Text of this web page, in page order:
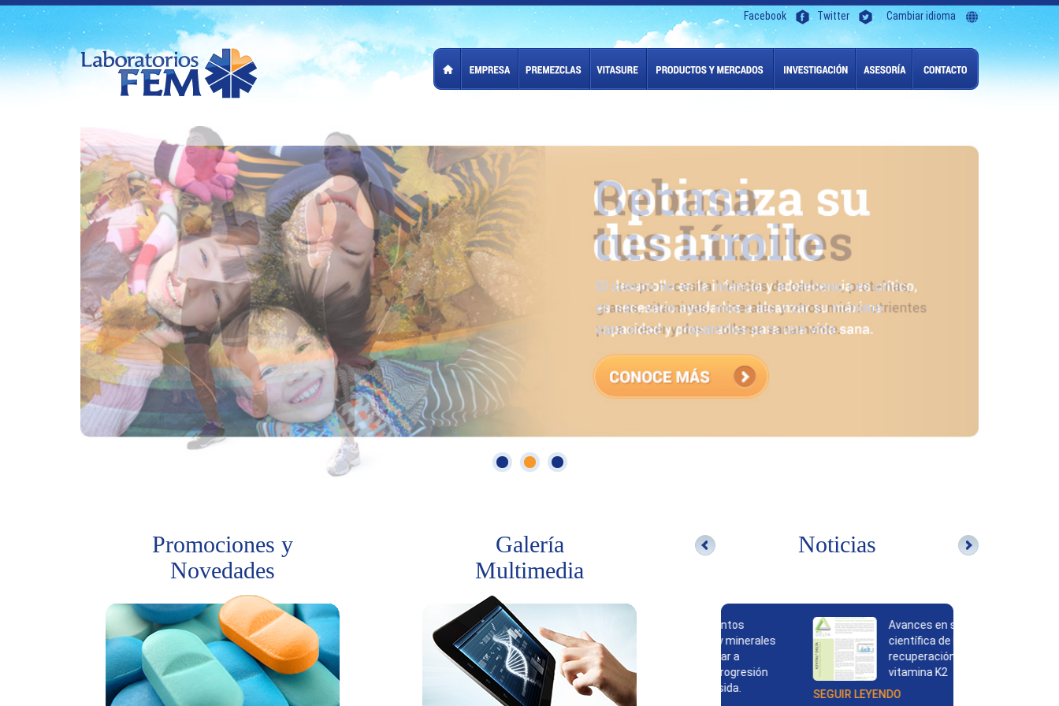
Cambiar idioma
Twitter
Facebook
Promociones y
Novedades
Galería
Multimedia
Noticias
La ingesta de calcio y la
salud cardiovascular
vitamínicos y minerales
pueden ayudar a
bloquear la progresión
del virus del sida.
Avances en seguridad
científica de la
recuperación de la
vitamina K2
SEGUIR LEYENDO